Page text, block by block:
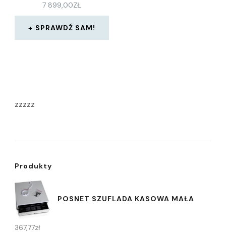
7 899,00ZŁ
SPRAWDŹ SAM!
zzzzz
Produkty
POSNET SZUFLADA KASOWA MAŁA
367,77zł